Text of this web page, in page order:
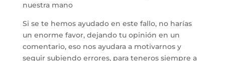
nuestra mano
Si se te hemos ayudado en este fallo, no harías
un enorme favor, dejando tu opinión en un
comentario, eso nos ayudara a motivarnos y
seguir subiendo errores, para teneros siempre a